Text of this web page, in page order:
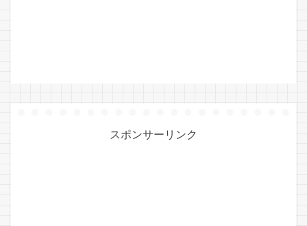
スポンサーリンク